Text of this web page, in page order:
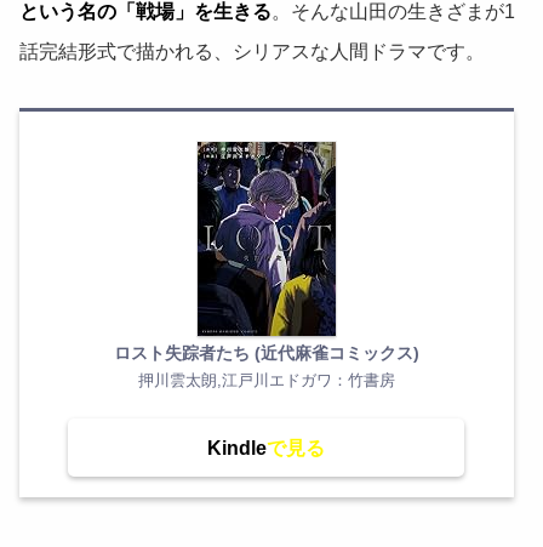
という名の「戦場」を生きる。そんな山田の生きざまが1
話完結形式で描かれる、シリアスな人間ドラマです。
ロスト失踪者たち (近代麻雀コミックス)
押川雲太朗,江戸川エドガワ：竹書房
Kindle